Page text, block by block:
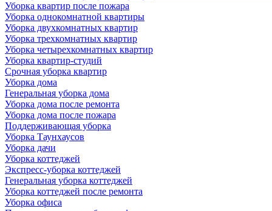
Уборка квартир после пожара
Уборка однокомнатной квартиры
Уборка двухкомнатных квартир
Уборка трехкомнатных квартир
Уборка четырехкомнатных квартир
Уборка квартир-студий
Срочная уборка квартир
Уборка дома
Генеральная уборка дома
Уборка дома после ремонта
Уборка дома после пожара
Поддерживающая уборка
Уборка Таунхаусов
Уборка дачи
Уборка коттеджей
Экспресс-уборка коттеджей
Генеральная уборка коттеджей
Уборка коттеджей после ремонта
Уборка офиса